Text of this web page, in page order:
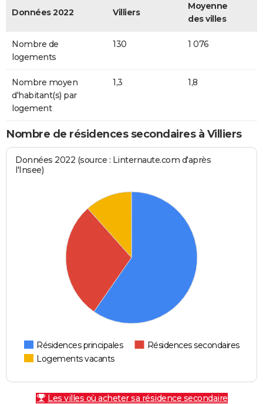
Données 2022 Villiers
Moyenne
des villes
Nombre de
logements
130 1 076
Nombre moyen
d'habitant(s) par
logement
1,3 1,8
Nombre de résidences secondaires à Villiers
Données 2022 (source : Linternaute.com d'après
l'Insee)
Résidences principales
Résidences secondaires
Logements vacants
Les villes où acheter sa résidence secondaire